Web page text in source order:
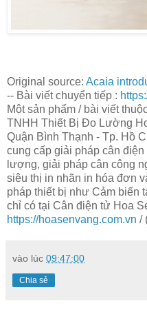
Original source: Acaia
-- Bài viết chuyển tiếp :
Một sản phẩm / bài viết
TNHH Thiết Bị Đo Lường
Quận Bình Thạnh - Tp. Hồ
cung cấp giải pháp cân
lượng, giải pháp cân công
siêu thị in nhãn in hóa đơn
pháp thiết bị như Cảm biến
chỉ có tại Cân điện tử Hoa
https://hoasenvang.com.vn /
vào lúc 09:47:00
Chia sẻ